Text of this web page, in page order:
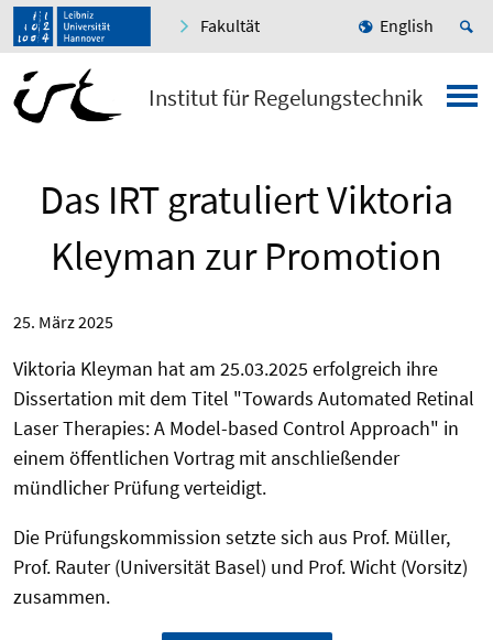
Fakultät English
Institut für Regelungstechnik
Das IRT gratuliert Viktoria
Kleyman zur Promotion
25. März 2025
Viktoria Kleyman hat am 25.03.2025 erfolgreich ihre
Dissertation mit dem Titel "Towards Automated Retinal
Laser Therapies: A Model-based Control Approach" in
einem öffentlichen Vortrag mit anschließender
mündlicher Prüfung verteidigt.
Die Prüfungskommission setzte sich aus Prof. Müller,
Prof. Rauter (Universität Basel) und Prof. Wicht (Vorsitz)
zusammen.